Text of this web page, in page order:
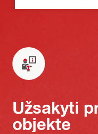
Užsakyti
objekte